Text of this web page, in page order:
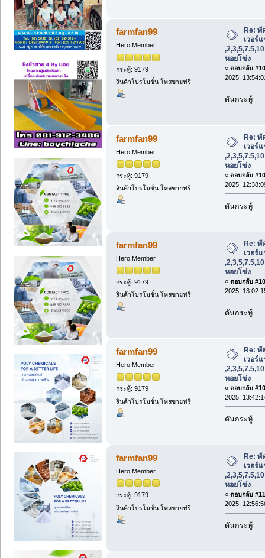
farmfan99
Hero Member
กระทู้: 9179
สินค้าโปรโมชั่น โพสขายฟรี
Re: พั
เวอร์
หอยโข่ง
« ตอบกลับ
2025,
ดันกระทู้
farmfan99
Hero Member
กระทู้: 9179
สินค้าโปรโมชั่น โพสขายฟรี
Re: พั
เวอร์
หอยโข่ง
« ตอบกลับ
2025,
ดันกระทู้
farmfan99
Hero Member
กระทู้: 9179
สินค้าโปรโมชั่น โพสขายฟรี
Re: พั
เวอร์
หอยโข่ง
« ตอบกลับ
2025,
ดันกระทู้
farmfan99
Hero Member
กระทู้: 9179
สินค้าโปรโมชั่น โพสขายฟรี
Re: พั
เวอร์
หอยโข่ง
« ตอบกลับ
2025,
ดันกระทู้
farmfan99
Hero Member
กระทู้: 9179
สินค้าโปรโมชั่น โพสขายฟรี
Re: พั
เวอร์
หอยโข่ง
« ตอบกลับ
2025,
ดันกระทู้